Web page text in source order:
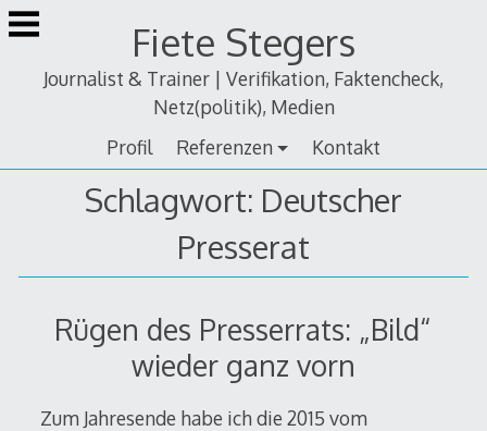
Zum
Inhalt
Fiete Stegers
Journalist & Trainer | Verifikation, Faktencheck,
Netz(politik), Medien
Profil
Referenzen Kontakt
Schlagwort: Deutscher
Presserat
Rügen des Presserrats: „Bild“
wieder ganz vorn
Zum Jahresende habe ich die 2015 vom